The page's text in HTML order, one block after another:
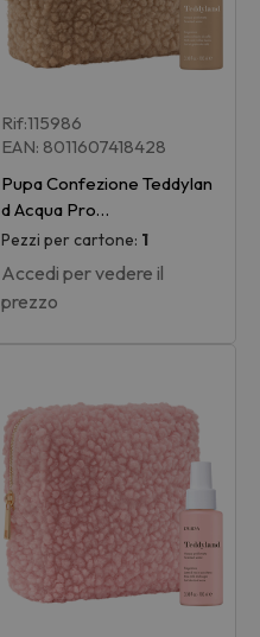
Rif:115986
EAN: 8011607418428
Pupa Confezione Teddylan
d Acqua Pro…
Pezzi per cartone: 1
Accedi per vedere il
prezzo